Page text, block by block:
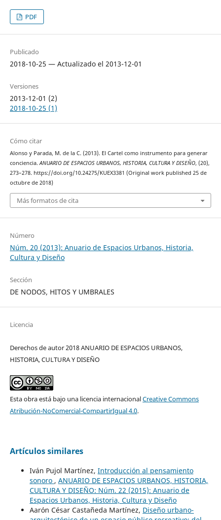
PDF
Publicado
2018-10-25 — Actualizado el 2013-12-01
Versiones
2013-12-01 (2)
2018-10-25 (1)
Cómo citar
Alonso y Parada, M. de la C. (2013). El Cartel como instrumento para generar
conciencia.ANUARIO DE ESPACIOS URBANOS, HISTORIA, CULTURA Y DISEÑO, (20),
273–278. https://doi.org/10.24275/KUEX3381 (Original work published 25 de
octubre de 2018)
Más formatos de cita
Número
Núm. 20 (2013): Anuario de Espacios Urbanos, Historia,
Cultura y Diseño
Sección
DE NODOS, HITOS Y UMBRALES
Licencia
Derechos de autor 2018 ANUARIO DE ESPACIOS URBANOS,
HISTORIA, CULTURA Y DISEÑO
Esta obra está bajo una licencia internacionalCreative Commons
Atribución-NoComercial-CompartirIgual 4.0.
Artículos similares
Iván Pujol Martínez, Introducción al pensamiento
sonoro , ANUARIO DE ESPACIOS URBANOS, HISTORIA,
CULTURA Y DISEÑO: Núm. 22 (2015): Anuario de
Espacios Urbanos, Historia, Cultura y Diseño
Aarón César Castañeda Martínez, Diseño urbano-